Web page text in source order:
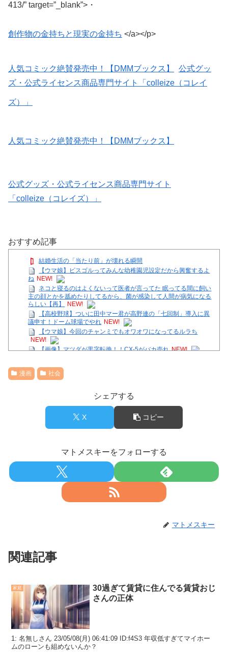
413/” target=”_blank”>・
創作物の金持ちと現実の金持ち </a></p>
人気コミック絶賛発売中！【DMMブックス】
公式グッ
ズ・公式ライセンス商品専門サイト「colleize（コレイ
ズ）」
人気コミック絶賛発売中！【DMMブックス】
公式グッズ・公式ライセンス商品専門サイト
「colleize（コレイズ）」
おすすめ記事
結婚生活の「当たり前」が壊れる瞬間
【ウマ娘】ピスゴルってみんな幼稚園児設定だから興奮するよ
ね NEW!
ネコと寝るのはよくないって医者が言ってた 眠ってる間に飼い
主の顔とかを舐めたりしてるから、菌が感染して人間が病気になる
らしい【再】
NEW!
【高校野球】ついに田中マー君が高野連の「七回制」導入に異
議申す！ドーム球場でやれ NEW!
【ウマ娘】今回のチャンミでもオワオワになってるルラち
NEW!
【画像】マツダが黒字転換！！CX-5がバカ売れ NEW!
んだけど」俺「うん」→…最悪なことを白状する
友達の美人3姉妹に狙われた僕のチ○コ！ 前半
【画像】女子アナさん、がっつり見えてるｗｗｗ
36歳の彼女と結婚したいのに、家族が猛反対。家族から信じら
れない言葉が飛び出した… 他
Powered by livedoor 相互RSS
漫画 社会
シェアする
X コピー
マトメスキーをフォローする
マトメスキー
関連記事
家庭
30過ぎて賃貸に住んでる賃貸おじ
さんの正体
1: 名無しさん 23/05/08(月) 06:41:09 ID:f4S3 年収低すぎてマイホー
ムのローンも組めないんか？